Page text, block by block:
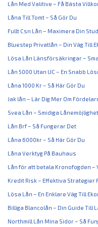
Lån Med Valitive – Få Bästa
Låna Till Tomt – Så Gör Du
Fullt Csn Lån – Maximera Din
Bluestep Privatlån – Din Väg Till
Lösa Lån Länsförsäkringar –
Lån 5000 Utan UC – En Snabb
Låna 1000 Kr – Så Här Gör Du
Jak lån – Lär Dig Mer Om
Svea Lån – Smidiga
Lån Brf – Så Fungerar Det
Låna 6000kr – Så Här Gör Du
Låna Verktyg På Bauhaus
Lån för att betala Kronofogden –
Kredit Risk – Effektiva
Lösa Lån – En Enklare Väg Till
Billiga Blancolån – Din Guide Till
Northmill Lån Mina Sidor – Så